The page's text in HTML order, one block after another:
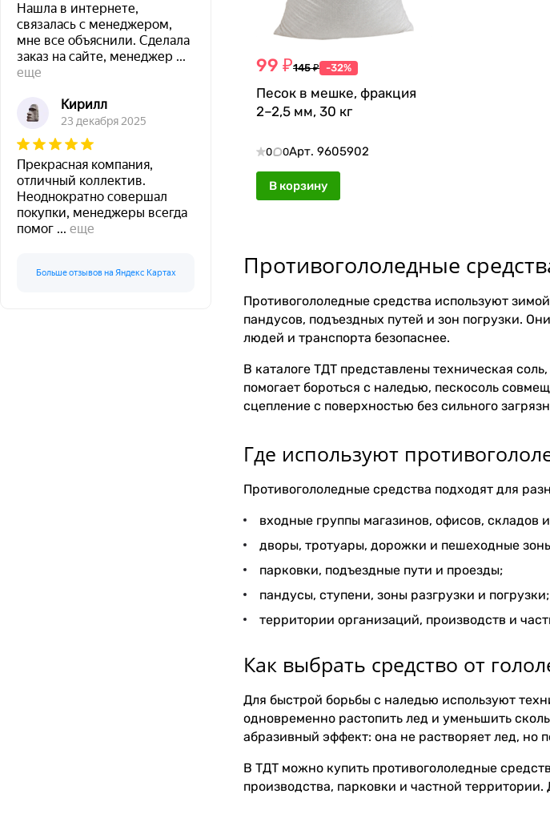
99 ₽145 ₽ -32%
Песок в мешке, фракция
2–2,5 мм, 30 кг
0 0Арт. 9605902
В корзину
Противогололедные
Противогололедные средства используют
пандусов, подъездных путей и зон погрузки.
людей и транспорта безопаснее.
В каталоге ТДТ представлены техническая
помогает бороться с наледью, пескосоль
сцепление с поверхностью без сильного
Где используют
Противогололедные средства подходят для
входные группы магазинов, офисов, складов
дворы, тротуары, дорожки и пешеходные
парковки, подъездные пути и проезды;
пандусы, ступени, зоны разгрузки и погрузки;
территории организаций, производств и
Как выбрать средство от
Для быстрой борьбы с наледью используют
одновременно растопить лед и уменьшить
абразивный эффект: она не растворяет лед, но
В ТДТ можно купить противогололедные
производства, парковки и частной
Нашла в интернете,
связалась с менеджером,
мне все объяснили. Сделала
заказ на сайте, менеджер ...
еще
Кирилл
23 декабря 2025
Прекрасная компания,
отличный коллектив.
Неоднократно совершал
покупки, менеджеры всегда
помог ... еще
Больше отзывов на Яндекс Картах